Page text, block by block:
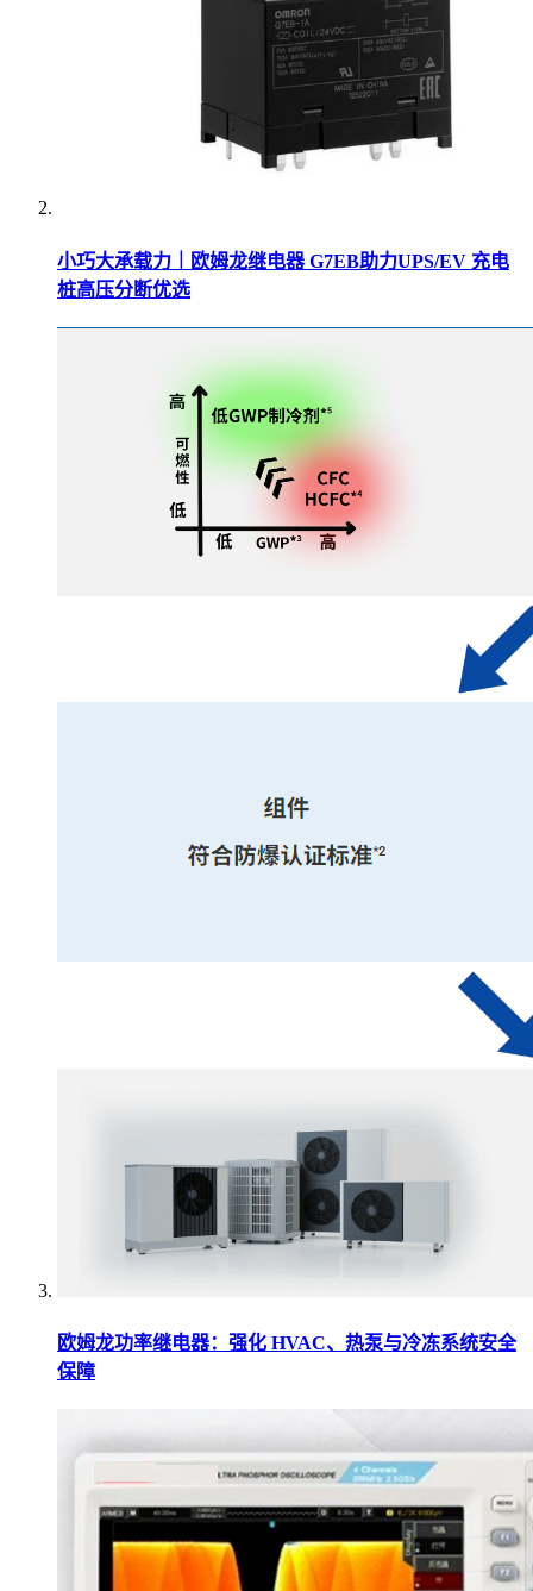
小巧大承载力｜欧姆龙继电器 G7EB助力UPS/EV 充电
桩高压分断优选
欧姆龙功率继电器：强化 HVAC、热泵与冷冻系统安全
保障